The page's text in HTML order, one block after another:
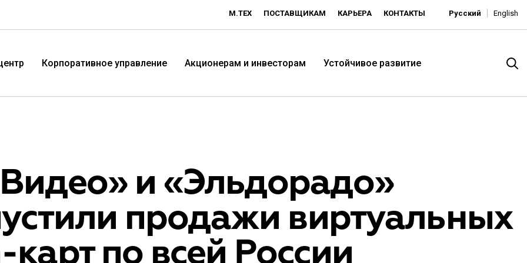
М.ТЕХ ПОСТАВЩИКАМ КАРЬЕРА КОНТАКТЫ Русский English
Технологичная розничная
компания «М.Видео»
Территория низких цен -
«Эльдорадо»
Корпоративное управление Акционерам и инвесторам Устойчивое развитие
и «Эльдорадо»
продажи виртуальных
карт по всей России